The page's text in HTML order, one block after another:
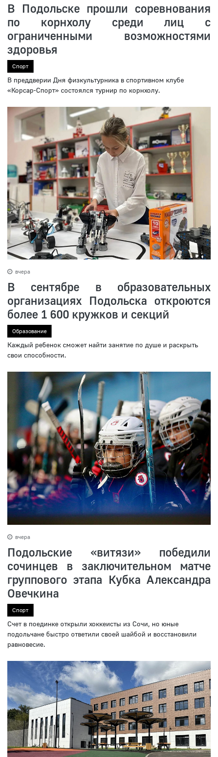
В Подольске прошли соревнования
по корнхолу среди лиц с
ограниченными возможностями
здоровья
Спорт
В преддверии Дня физкультурника в спортивном клубе
«Корсар-Спорт» состоялся турнир по корнхолу.
вчера
В сентябре в образовательных
организациях Подольска откроются
более 1 600 кружков и секций
Образование
Каждый ребенок сможет найти занятие по душе и раскрыть
свои способности.
вчера
Подольские «витязи» победили
сочинцев в заключительном матче
группового этапа Кубка Александра
Овечкина
Спорт
Счет в поединке открыли хоккеисты из Сочи, но юные
подольчане быстро ответили своей шайбой и восстановили
равновесие.